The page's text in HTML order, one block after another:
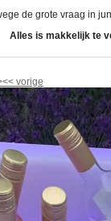
de grote vraag in
Alles is makkelijk te
<< vorige